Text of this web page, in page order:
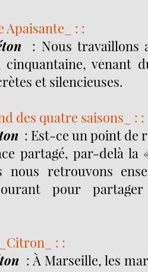
Apaisante_ : :
: Nous travaillons
cinquantaine, venant
et silencieuses.
des quatre saisons_ : :
: Est-ce un point de
partagé, par-delà
retrouvons
pour partager
: :
: À Marseille, les